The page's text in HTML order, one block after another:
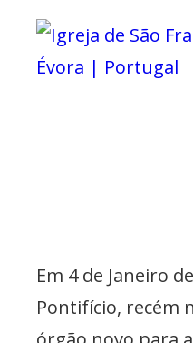
Em 4 de Janeiro
Pontifício, recém